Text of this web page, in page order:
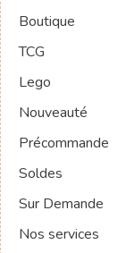
Boutique
TCG
Lego
Nouveauté
Précommande
Soldes
Sur Demande
Nos services